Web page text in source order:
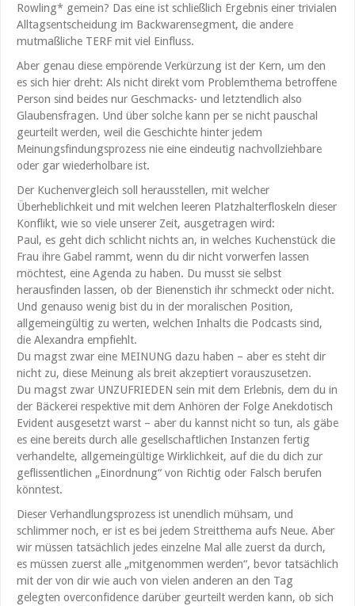
Rowling* gemein? Das eine ist schließlich Ergebnis einer trivialen
Alltagsentscheidung im Backwarensegment, die andere
mutmaßliche TERF mit viel Einfluss.
Aber genau diese empörende Verkürzung ist der Kern, um den
es sich hier dreht: Als nicht direkt vom Problemthema betroffene
Person sind beides nur Geschmacks- und letztendlich also
Glaubensfragen. Und über solche kann per se nicht pauschal
geurteilt werden, weil die Geschichte hinter jedem
Meinungsfindungsprozess nie eine eindeutig nachvollziehbare
oder gar wiederholbare ist.
Der Kuchenvergleich soll herausstellen, mit welcher
Überheblichkeit und mit welchen leeren Platzhalterfloskeln dieser
Konflikt, wie so viele unserer Zeit, ausgetragen wird:
Paul, es geht dich schlicht nichts an, in welches Kuchenstück die
Frau ihre Gabel rammt, wenn du dir nicht vorwerfen lassen
möchtest, eine Agenda zu haben. Du musst sie selbst
herausfinden lassen, ob der Bienenstich ihr schmeckt oder nicht.
Und genauso wenig bist du in der moralischen Position,
allgemeingültig zu werten, welchen Inhalts die Podcasts sind,
die Alexandra empfiehlt.
Du magst zwar eine MEINUNG dazu haben – aber es steht dir
nicht zu, diese Meinung als breit akzeptiert vorauszusetzen.
Du magst zwar UNZUFRIEDEN sein mit dem Erlebnis, dem du in
der Bäckerei respektive mit dem Anhören der Folge Anekdotisch
Evident ausgesetzt warst – aber du kannst nicht so tun, als gäbe
es eine bereits durch alle gesellschaftlichen Instanzen fertig
verhandelte, allgemeingültige Wirklichkeit, auf die du dich zur
geflissentlichen „Einordnung“ von Richtig oder Falsch berufen
könntest.
Dieser Verhandlungsprozess ist unendlich mühsam, und
schlimmer noch, er ist es bei jedem Streitthema aufs Neue. Aber
wir müssen tatsächlich jedes einzelne Mal alle zuerst da durch,
es müssen zuerst alle „mitgenommen werden“, bevor tatsächlich
mit der von dir wie auch von vielen anderen an den Tag
gelegten overconfidence darüber geurteilt werden kann, ob sich